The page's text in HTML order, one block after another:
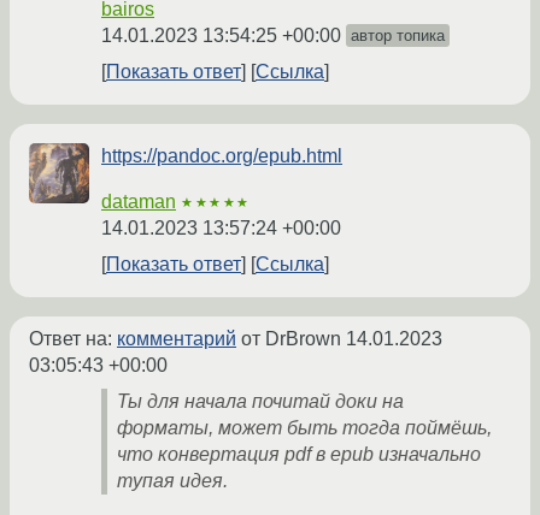
bairos
14.01.2023 13:54:25 +00:00 автор топика
Показать ответ Ссылка
https://pandoc.org/epub.html
dataman ★★★★★
14.01.2023 13:57:24 +00:00
Показать ответ
Ссылка
Ответ на: комментарий от DrBrown 14.01.2023
03:05:43 +00:00
Ты для начала почитай доки на
форматы, может быть тогда поймёшь,
что конвертация pdf в epub изначально
тупая идея.